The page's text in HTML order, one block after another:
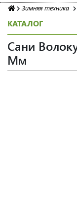
Зимняя техника
КАТАЛОГ
Сани
Мм